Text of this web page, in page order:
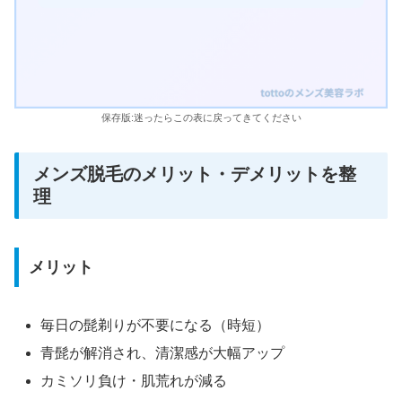
保存版:迷ったらこの表に戻ってきてください
メンズ脱毛のメリット・デメリットを整
理
メリット
毎日の髭剃りが不要になる（時短）
青髭が解消され、清潔感が大幅アップ
カミソリ負け・肌荒れが減る